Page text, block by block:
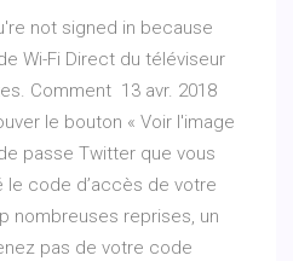
not signed in because
Wi-Fi Direct du téléviseur
Comment 13 avr. 2018
le bouton « Voir l'image
passe Twitter que vous
le code d’accès de votre
nombreuses reprises, un
pas de votre code